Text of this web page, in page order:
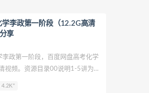
不变.mp4 05.决战高考之有机与
化学-2022年高考押题预测
心资料化学\【化学】6大要点，
综合题”.pdf
李政第一阶段（12.2G高清
享
政第一阶段，百度网盘高考化学
视频。资源目录00说明1-5讲为
4.2K"